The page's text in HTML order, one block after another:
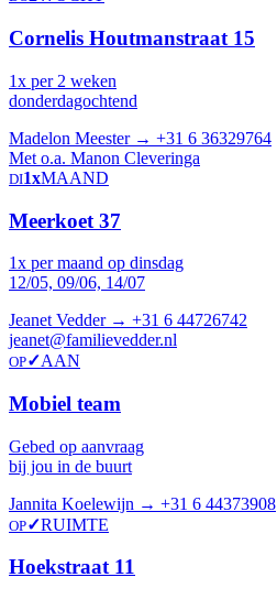
Cornelis Houtmanstraat 15
1x per 2 weken
donderdagochtend
Madelon Meester → +31 6 36329764
Met o.a. Manon Cleveringa
DI1xMAAND
Meerkoet 37
1x per maand op dinsdag
12/05, 09/06, 14/07
Jeanet Vedder → +31 6 44726742
jeanet@familievedder.nl
OP✓AAN
Mobiel team
Gebed op aanvraag
bij jou in de buurt
Jannita Koelewijn → +31 6 44373908
OP✓RUIMTE
Hoekstraat 11